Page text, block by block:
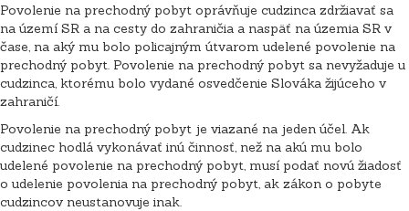
Povolenie na prechodný pobyt oprávňuje cudzinca zdržiavať sa
na území SR a na cesty do zahraničia a naspäť na územia SR v
čase, na aký mu bolo policajným útvarom udelené povolenie na
prechodný pobyt. Povolenie na prechodný pobyt sa nevyžaduje u
cudzinca, ktorému bolo vydané osvedčenie Slováka žijúceho v
zahraničí.
Povolenie na prechodný pobyt je viazané na jeden účel. Ak
cudzinec hodlá vykonávať inú činnosť, než na akú mu bolo
udelené povolenie na prechodný pobyt, musí podať novú žiadosť
o udelenie povolenia na prechodný pobyt, ak zákon o pobyte
cudzincov neustanovuje inak.